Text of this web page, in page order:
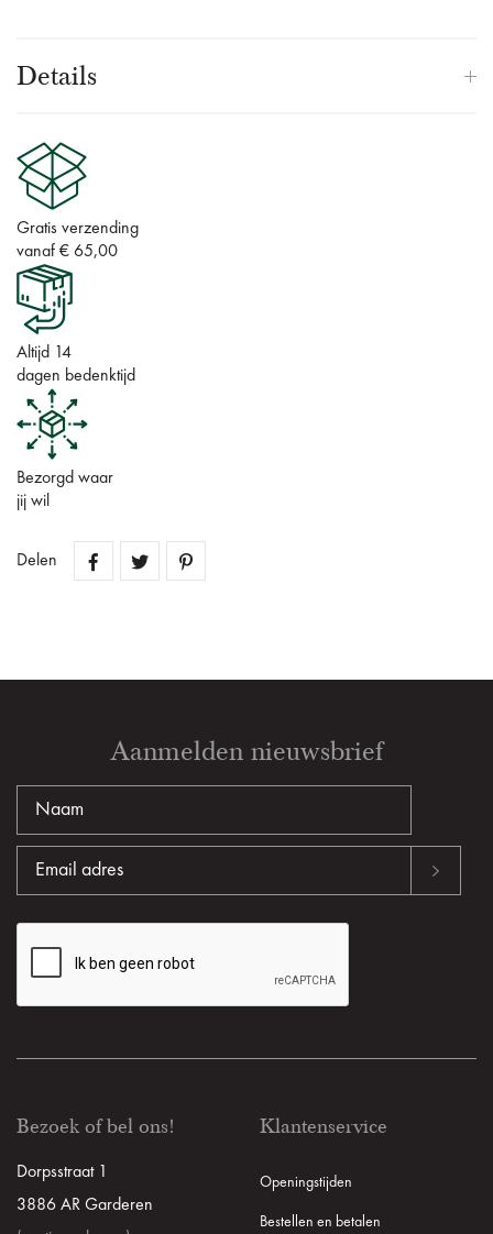
Details
Gratis verzending
vanaf € 65,00
Altijd 14
dagen bedenktijd
Bezorgd waar
jij wil
Delen
Aanmelden nieuwsbrief
Bezoek of bel ons!
Dorpsstraat 1
3886 AR Garderen
Klantenservice
Openingstijden
Bestellen en betalen